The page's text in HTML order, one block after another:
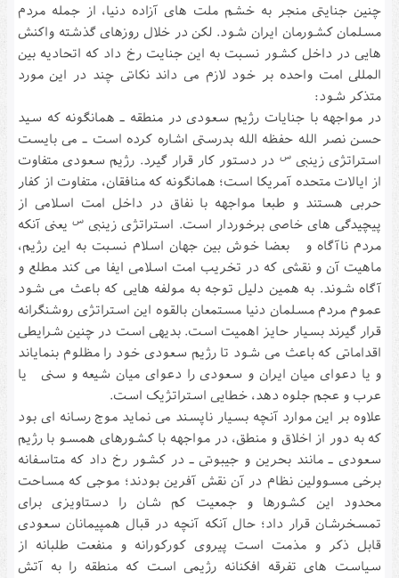
چنین جنایتی منجر به خشم ملت های آزاده دنیا، از جمله مردم
مسلمان کشورمان ایران شود. لکن در خلال روزهای گذشته واکنش
هایی در داخل کشور نسبت به این جنایت رخ داد که اتحادیه بین
المللی امت واحده بر خود لازم می داند نکاتی چند در این مورد
متذکر شود:
در مواجهه با جنایات رژیم سعودی در منطقه ـ همانگونه که سید
حسن نصر الله حفظه الله بدرستی اشاره کرده است ـ می بایست
استراتژی زینبیس در دستور کار قرار گیرد. رژیم سعودی متفاوت
از ایالات متحده آمریکا است؛ همانگونه که منافقان، متفاوت از کفار
حربی هستند و طبعا مواجهه با نفاق در داخل امت اسلامی از
پیچیدگی های خاصی برخوردار است. استراتژی زینبی سیعنی آنکه
مردم ناآگاه و بعضا خوش بین جهان اسلام نسبت به این رژیم،
ماهیت آن و نقشی که در تخریب امت اسلامی ایفا می کند مطلع و
آگاه شوند. به همین دلیل توجه به مولفه هایی که باعث می شود
عموم مردم مسلمان دنیا مستمعان بالقوه این استراتژی روشنگرانه
قرار گیرند بسیار حایز اهمیت است. بدیهی است در چنین شرایطی
اقداماتی که باعث می شود تا رژیم سعودی خود را مظلوم بنمایاند
و یا دعوای میان ایران و سعودی را دعوای میان شیعه و سنی یا
عرب و عجم جلوه دهد، خطایی استراتژیک است.
علاوه بر این موارد آنچه بسیار ناپسند می نماید موج رسانه ای بود
که به دور از اخلاق و منطق، در مواجهه با کشورهای همسو با رژیم
سعودی ـ مانند بحرین و جیبوتی ـ در کشور رخ داد که متاسفانه
برخی مسوولین نظام در آن نقش آفرین بودند؛ موجی که مساحت
محدود این کشورها و جمعیت کم شان را دستاویزی برای
تمسخرشان قرار داد؛ حال آنکه آنچه در قبال همپیمانان سعودی
قابل ذکر و مذمت است پیروی کورکورانه و منفعت طلبانه از
سیاست های تفرقه افکنانه رژیمی است که منطقه را به آتش